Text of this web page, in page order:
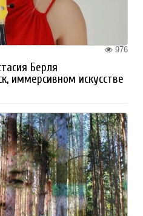
976
Берля
иммерсивном искусстве